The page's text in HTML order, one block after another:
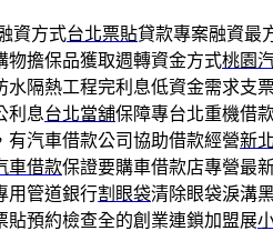
資方式台北票貼貸款專案融資最
物擔保品獲取週轉資金方式桃園
水隔熱工程完利息低資金需求支
利息台北當舖保障專台北重機借
汽車借款公司協助借款經營新
車借款保證要購車借款店專營最
用管道銀行割眼袋清除眼袋淚溝
貼預約檢查全的創業連鎖加盟展